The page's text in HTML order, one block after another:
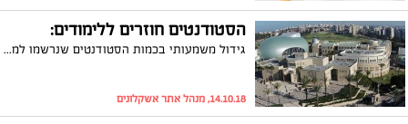
הסטודנטים חוזרים ללימודים:
גידול משמעותי בכמות הסטודנטים שנרשמו למכללה האקדמית אשקלון. כ-2200 נרשמו לשנת הלימודים שבפתח לעומת 1970 שנרשמו אשתקד. עיקר הגידול הוא בחוגים היוקרתיים לבריאות הציבור ולקרימינולוגיה. ד"ר פנחס חליוה, מנכ"ל המכללה: "אני גאה במרצים ובסטודנטים שלנו"
14.10.18, מנהל אתר אשקלונים